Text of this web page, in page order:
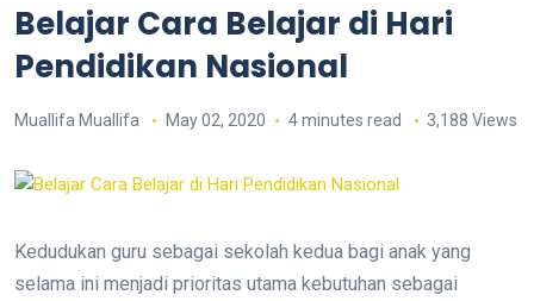
Belajar Cara Belajar di Hari
Pendidikan Nasional
Muallifa Muallifa May 02, 2020 4 minutes read 3,188 Views
Kedudukan guru sebagai sekolah kedua bagi anak yang
selama ini menjadi prioritas utama kebutuhan sebagai